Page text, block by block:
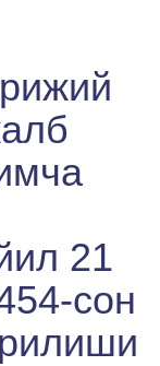
21
сон